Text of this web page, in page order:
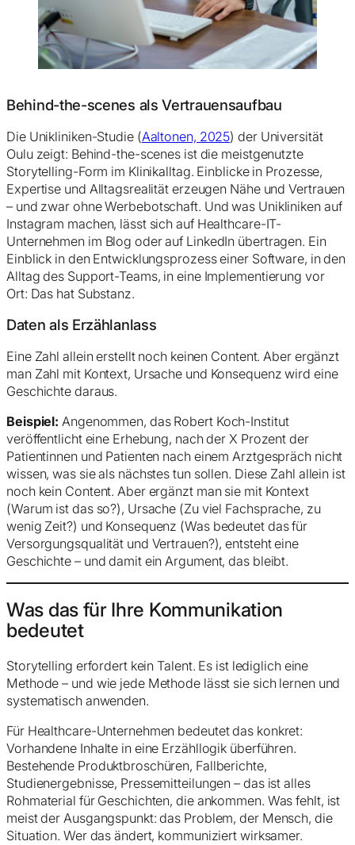
Behind-the-scenes als Vertrauensaufbau
Die Unikliniken-Studie (Aaltonen, 2025) der Universität
Oulu zeigt: Behind-the-scenes ist die meistgenutzte
Storytelling-Form im Klinikalltag. Einblicke in Prozesse,
Expertise und Alltagsrealität erzeugen Nähe und Vertrauen
– und zwar ohne Werbebotschaft. Und was Unikliniken auf
Instagram machen, lässt sich auf Healthcare-IT-
Unternehmen im Blog oder auf LinkedIn übertragen. Ein
Einblick in den Entwicklungsprozess einer Software, in den
Alltag des Support-Teams, in eine Implementierung vor
Ort: Das hat Substanz.
Daten als Erzählanlass
Eine Zahl allein erstellt noch keinen Content. Aber ergänzt
man Zahl mit Kontext, Ursache und Konsequenz wird eine
Geschichte daraus.
Beispiel: Angenommen, das Robert Koch-Institut
veröffentlicht eine Erhebung, nach der X Prozent der
Patientinnen und Patienten nach einem Arztgespräch nicht
wissen, was sie als nächstes tun sollen. Diese Zahl allein ist
noch kein Content. Aber ergänzt man sie mit Kontext
(Warum ist das so?), Ursache (Zu viel Fachsprache, zu
wenig Zeit?) und Konsequenz (Was bedeutet das für
Versorgungsqualität und Vertrauen?), entsteht eine
Geschichte – und damit ein Argument, das bleibt.
Was das für Ihre Kommunikation
bedeutet
Storytelling erfordert kein Talent. Es ist lediglich eine
Methode – und wie jede Methode lässt sie sich lernen und
systematisch anwenden.
Für Healthcare-Unternehmen bedeutet das konkret:
Vorhandene Inhalte in eine Erzähllogik überführen.
Bestehende Produktbroschüren, Fallberichte,
Studienergebnisse, Pressemitteilungen – das ist alles
Rohmaterial für Geschichten, die ankommen. Was fehlt, ist
meist der Ausgangspunkt: das Problem, der Mensch, die
Situation. Wer das ändert, kommuniziert wirksamer.